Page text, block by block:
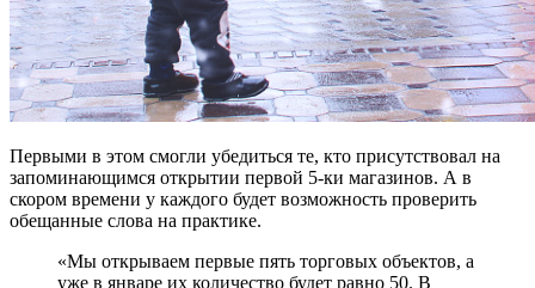
Первыми в этом смогли убедиться те, кто присутствовал на
запоминающимся открытии первой 5-ки магазинов. А в
скором времени у каждого будет возможность проверить
обещанные слова на практике.
«Мы открываем первые пять торговых объектов, а
уже в январе их количество будет равно 50. В